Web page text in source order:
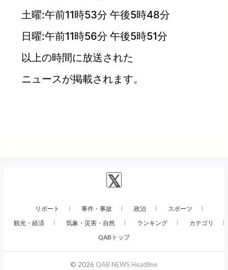
土曜:午前11時53分 午後5時48分
日曜:午前11時56分 午後5時51分
以上の時間に放送された
ニュースが掲載されます。
リポート 事件・事故 政治
スポーツ
観光・経済
気象・災害・自然 ランキング
カテゴリ
QABトップ
© 2026 QAB NEWS Headline